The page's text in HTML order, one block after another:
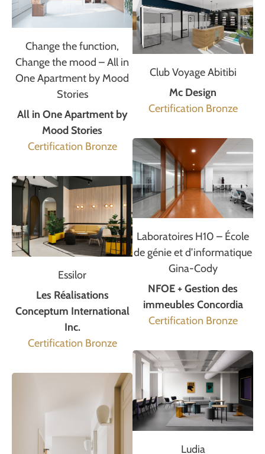
Change the function,
Change the mood – All in
One Apartment by Mood
Stories
All in One Apartment by
Mood Stories
Certification Bronze
Essilor
Les Réalisations
Conceptum International
Inc.
Certification Bronze
Club Voyage Abitibi
Mc Design
Certification Bronze
Laboratoires H10 – École
de génie et d’informatique
Gina-Cody
NFOE + Gestion des
immeubles Concordia
Certification Bronze
Ludia